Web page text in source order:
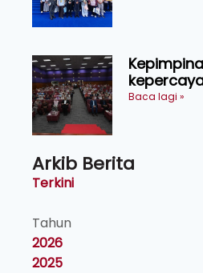
Baca lagi »
Arkib Berita
Terkini
Tahun
2026
2025